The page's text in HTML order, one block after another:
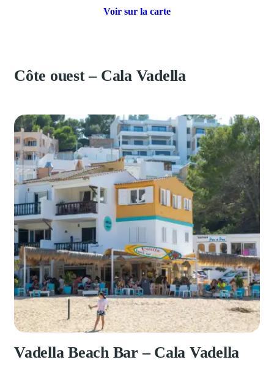
Voir sur la carte
Côte ouest – Cala Vadella
Vadella Beach Bar – Cala Vadella